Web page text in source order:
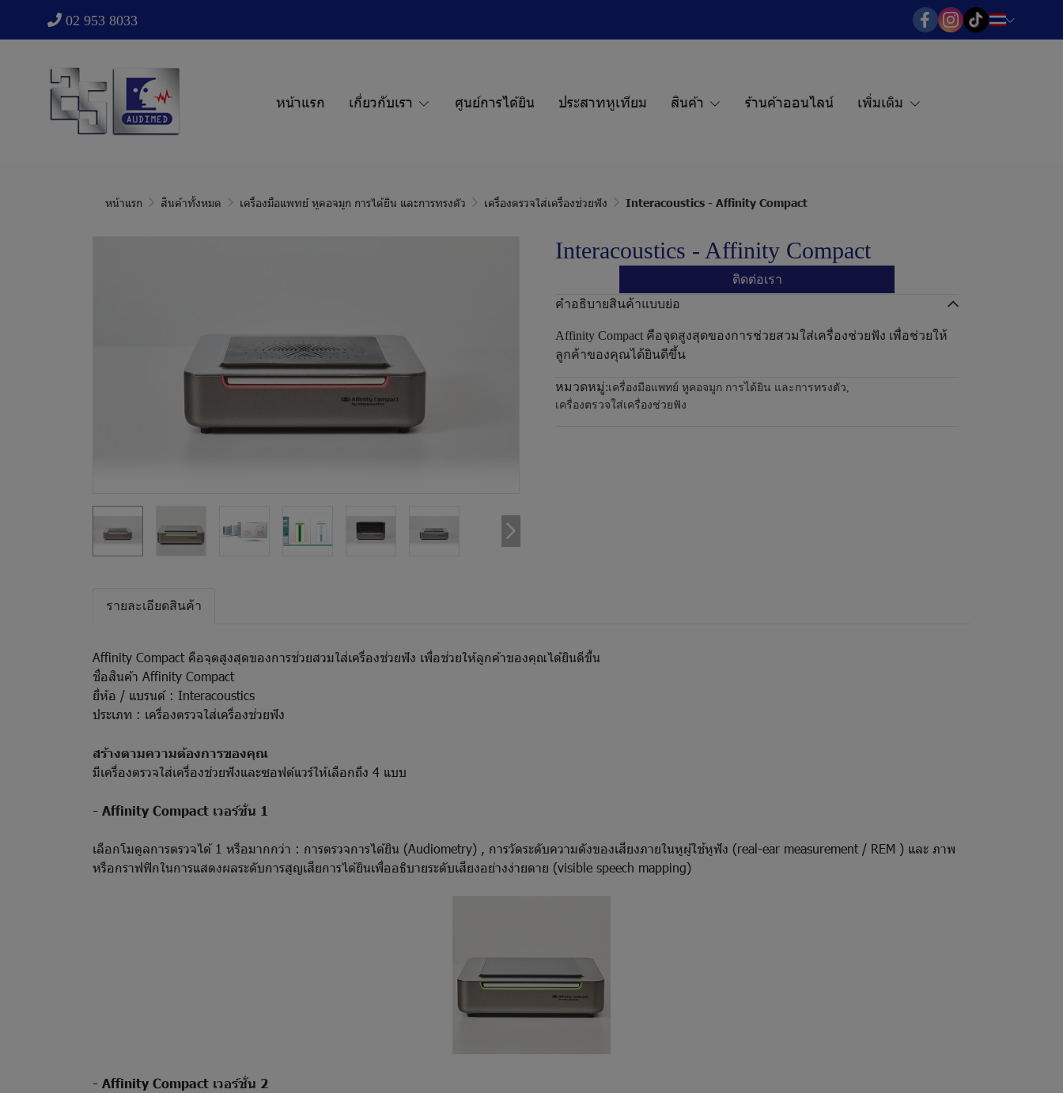
02 953 8033
หน้าแรก เกี่ยวกับเรา ศูนย์การได้ยิน ประสาทหูเทียม สินค้า ร้านค้าออนไลน์ เพิ่มเติม
หน้าแรก สินค้าทั้งหมด เครื่องมือแพทย์ หูคอจมูก การได้ยิน และการทรงตัว เครื่องตรวจใส่เครื่องช่วยฟัง Interacoustics - Affinity Compact
Interacoustics - Affinity Compact
ติดต่อเรา
คำอธิบายสินค้าแบบย่อ
Affinity Compact คือจุดสูงสุดของการช่วยสวมใส่เครื่องช่วยฟัง เพื่อช่วยให้
ลูกค้าของคุณได้ยินดีขึ้น
หมวดหมู่:เครื่องมือแพทย์ หูคอจมูก การได้ยิน และการทรงตัว,
เครื่องตรวจใส่เครื่องช่วยฟัง
รายละเอียดสินค้า
Affinity Compact คือจุดสูงสุดของการช่วยสวมใส่เครื่องช่วยฟัง เพื่อช่วยให้ลูกค้าของคุณได้ยินดีขึ้น
ชื่อสินค้า Affinity Compact
ยี่ห้อ / แบรนด์ : Interacoustics
ประเภท : เครื่องตรวจใส่เครื่องช่วยฟัง
สร้างตามความต้องการของคุณ
มีเครื่องตรวจใส่เครื่องช่วยฟังและซอฟต์แวร์ให้เลือกถึง 4 แบบ
- Affinity Compact เวอร์ชั่น 1
เลือกโมดูลการตรวจได้ 1 หรือมากกว่า : การตรวจการได้ยิน (Audiometry) , การวัดระดับความดังของเสียงภายในหูผู้ใช้หูฟัง (real-ear measurement / REM ) และ ภาพ
หรือกราฟฟิกในการแสดงผลระดับการสูญเสียการได้ยินเพื่ออธิบายระดับเสียงอย่างง่ายดาย (visible speech mapping)
- Affinity Compact เวอร์ชั่น 2